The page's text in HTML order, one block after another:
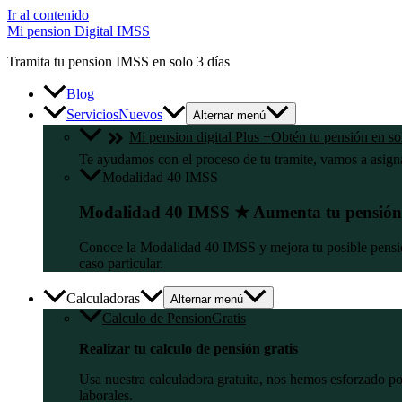
Ir al contenido
Mi pension Digital IMSS
Tramita tu pension IMSS en solo 3 días
Blog
ServiciosNuevos Alternar menú
Mi pension digital Plus +Obtén tu pensión en
Te ayudamos con el proceso de tu tramite, vamos a
Modalidad 40 IMSS
Modalidad 40 IMSS ★ Aumenta tu
Conoce la Modalidad 40 IMSS y mejora tu posible
caso particular.
Calculadoras Alternar menú
Calculo de PensionGratis
Realizar tu calculo de pensión gratis
Usa nuestra calculadora gratuita, nos hemos esforzado
laborales.